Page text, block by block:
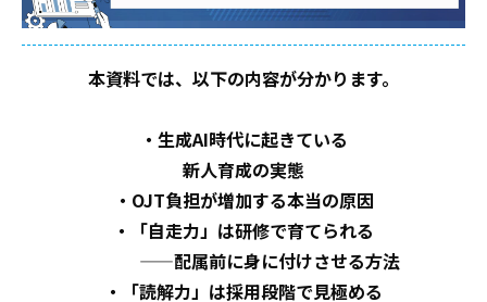
本資料では、以下の内容が分かります。
・生成AI時代に起きている
新人育成の実態
・OJT負担が増加する本当の原因
・「自走力」は研修で育てられる
——配属前に身に付けさせる方法
・「読解力」は採用段階で見極める